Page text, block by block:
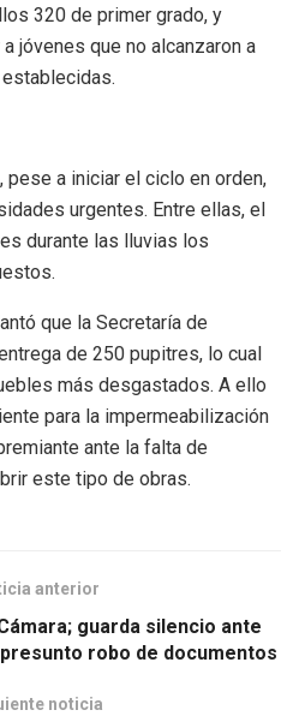
320 de primer grado, y
jóvenes que no alcanzaron a
pese a iniciar el ciclo en orden,
urgentes. Entre ellas, el
durante las lluvias los
que la Secretaría de
de 250 pupitres, lo cual
más desgastados. A ello
para la impermeabilización
ante la falta de
este tipo de obras.
anterior
guarda silencio ante
robo de documentos
noticia